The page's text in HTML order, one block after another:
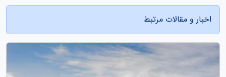
اخبار و مقالات مرتبط